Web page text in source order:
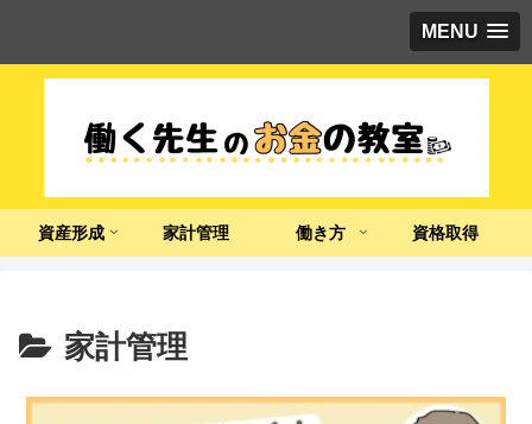
MENU
資産形成 家計管理 働き方 資格取得
家計管理